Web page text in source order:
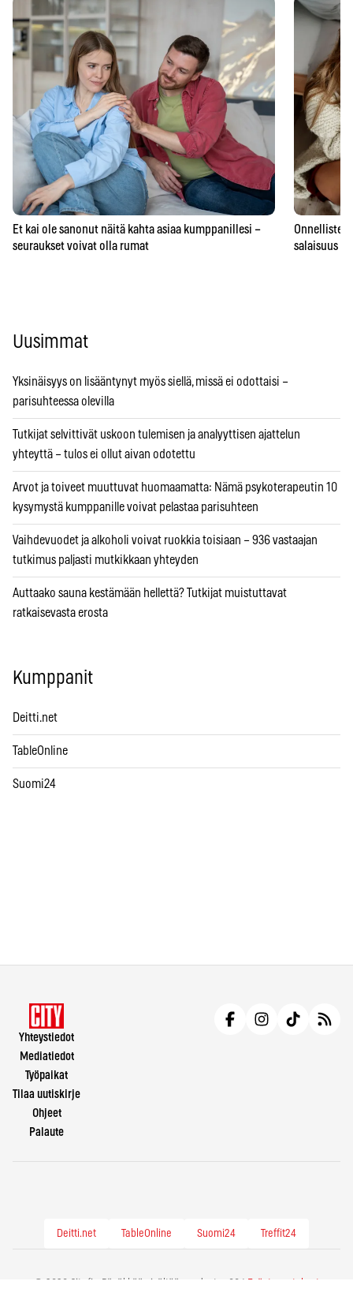
Et kai ole sanonut näitä kahta asiaa kumppanillesi –
seuraukset voivat olla rumat
Onnellisten
salaisuus –
Uusimmat
Yksinäisyys on lisääntynyt myös siellä, missä ei odottaisi –
parisuhteessa olevilla
Tutkijat selvittivät uskoon tulemisen ja analyyttisen ajattelun
yhteyttä – tulos ei ollut aivan odotettu
Arvot ja toiveet muuttuvat huomaamatta: Nämä psykoterapeutin 10
kysymystä kumppanille voivat pelastaa parisuhteen
Vaihdevuodet ja alkoholi voivat ruokkia toisiaan – 936 vastaajan
tutkimus paljasti mutkikkaan yhteyden
Auttaako sauna kestämään hellettä? Tutkijat muistuttavat
ratkaisevasta erosta
Kumppanit
Deitti.net
TableOnline
Suomi24
Yhteystiedot
Mediatiedot
Työpaikat
Tilaa uutiskirje
Ohjeet
Palaute
Deitti.net TableOnline Suomi24 Treffit24